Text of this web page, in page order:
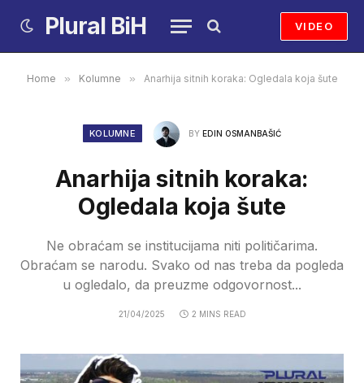
Plural BiH VIDEO
Home » Kolumne » Anarhija sitnih koraka: Ogledala koja šute
KOLUMNE BY EDIN OSMANBAŠIĆ
Anarhija sitnih koraka:
Ogledala koja šute
Ne obraćam se institucijama niti političarima.
Obraćam se narodu. Svako od nas treba da pogleda
u ogledalo, da preuzme odgovornost...
21/04/2025 2 MINS READ